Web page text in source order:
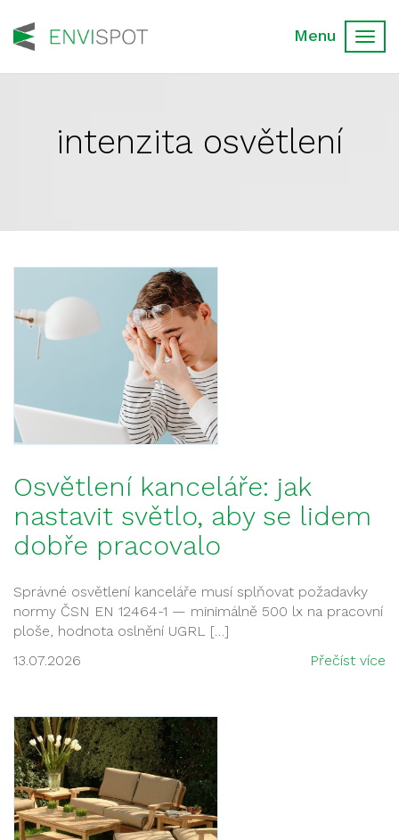
intenzita osvětlení
Osvětlení kanceláře: jak
nastavit světlo, aby se lidem
dobře pracovalo
Správné osvětlení kanceláře musí splňovat požadavky
normy ČSN EN 12464-1 — minimálně 500 lx na pracovní
ploše, hodnota oslnění UGRL […]
13.07.2026
Přečíst více